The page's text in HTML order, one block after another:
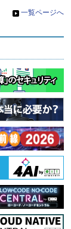
» 一覧ページへ